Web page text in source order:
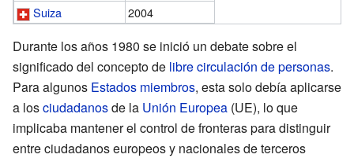
Suiza
2004
Durante los años 1980 se inició un debate sobre el
significado del concepto de libre circulación de personas.
Para algunos Estados miembros, esta solo debía aplicarse
a losciudadanosde la Unión Europea (UE), lo que
implicaba mantener el control de fronteras para distinguir
entre ciudadanos europeos y nacionales de terceros